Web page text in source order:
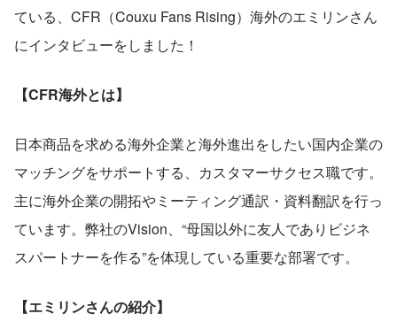
ている、CFR（Couxu Fans Rising）海外のエミリンさん
にインタビューをしました！
【CFR海外とは】
日本商品を求める海外企業と海外進出をしたい国内企業の
マッチングをサポートする、カスタマーサクセス職です。
主に海外企業の開拓やミーティング通訳・資料翻訳を行っ
ています。弊社のVision、“母国以外に友人でありビジネ
スパートナーを作る”を体現している重要な部署です。
【エミリンさんの紹介】